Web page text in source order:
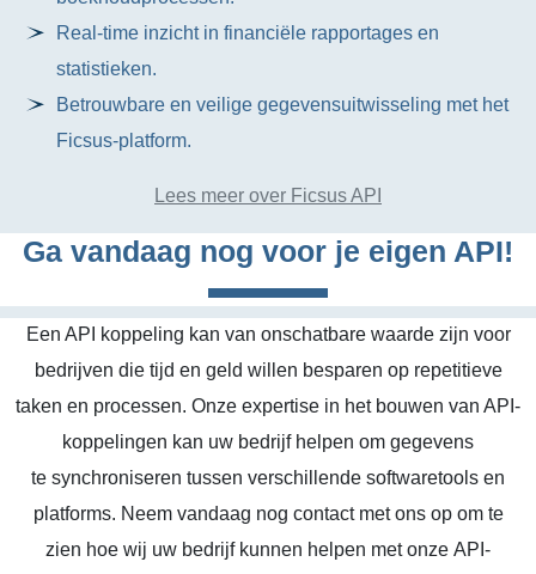
Real-time inzicht in financiële rapportages en
statistieken.
Betrouwbare en veilige gegevensuitwisseling met het
Ficsus-platform.
Lees meer over Ficsus API
Ga vandaag nog voor je eigen API!
Een API koppeling kan van onschatbare waarde zijn voor
bedrijven die tijd en geld willen besparen op repetitieve
taken en processen. Onze expertise in het bouwen van API-
koppelingen kan uw bedrijf helpen om gegevens
te synchroniseren tussen verschillende softwaretools en
platforms. Neem vandaag nog contact met ons op om te
zien hoe wij uw bedrijf kunnen helpen met onze API-